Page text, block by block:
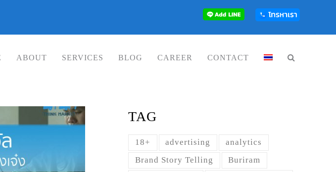
ABOUT SERVICES BLOG CAREER CONTACT
TAG
18+ advertising
analytics
Brand Story Telling
Buriram